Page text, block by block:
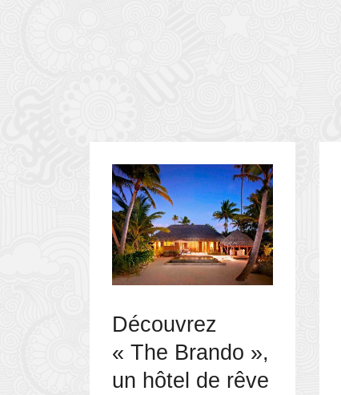
Découvrez
« The Brando »,
un hôtel de rêve